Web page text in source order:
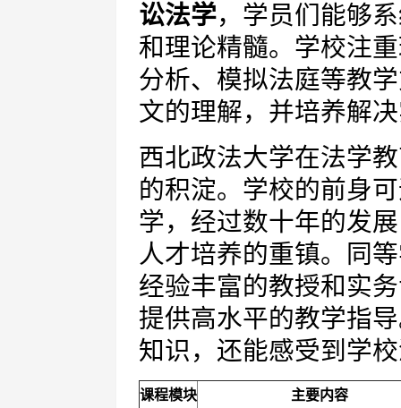
讼法学，学员们能够
和理论精髓。学校注
分析、模拟法庭等教
文的理解，并培养解
西北政法大学在法学
的积淀。学校的前身
学，经过数十年的发
人才培养的重镇。同
经验丰富的教授和实
提供高水平的教学指
知识，还能感受到学
课程模块
主要内容